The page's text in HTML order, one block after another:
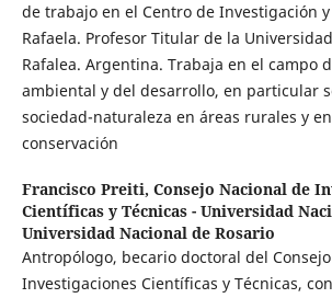
de trabajo en el Centro de Investigación
Rafaela. Profesor Titular de la
Rafalea. Argentina. Trabaja en el campo
ambiental y del desarrollo, en particular
sociedad-naturaleza en áreas rurales y
conservación
Francisco Preiti, Consejo Nacional de
Científicas y Técnicas - Universidad
Universidad Nacional de Rosario
Antropólogo, becario doctoral del
Investigaciones Científicas y Técnicas,